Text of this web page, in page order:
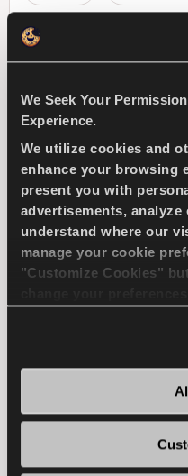
We Seek Your
Experience.
We utilize cookies and
enhance your browsing
present you with
advertisements,
understand where our
manage your cookie
"Customize Cookies"
MANIOBRABILIDAD
MANIOBRABILIDAD
FRENADA EN
ENCUENTRA UN
+